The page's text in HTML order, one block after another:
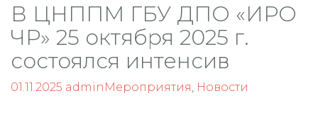
В ЦНППМ ГБУ ДПО «ИРО
ЧР» 25 октября 2025 г.
состоялся интенсив
01.11.2025 admin Мероприятия, Новости